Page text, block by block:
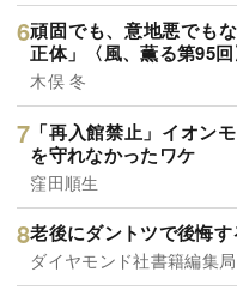
頑固でも、意地悪でも
正体」〈風、薫る第95回
木俣 冬
「再入館禁止」イオン
を守れなかったワケ
窪田順生
老後にダントツで後悔
ダイヤモンド社書籍編集局